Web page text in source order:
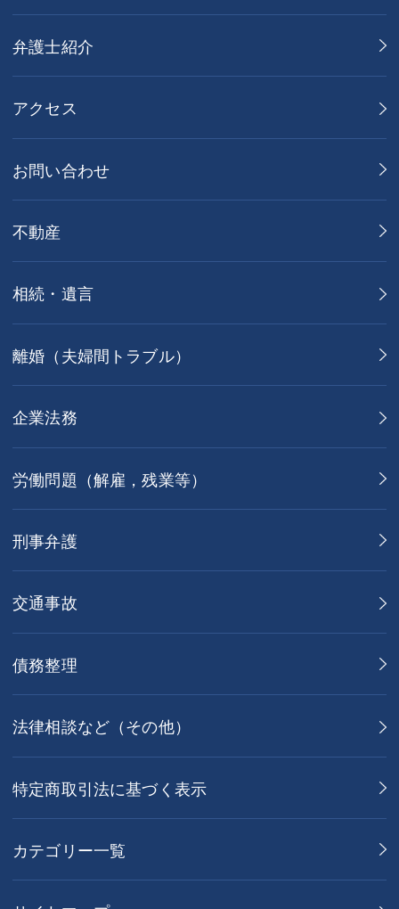
弁護士紹介
アクセス
お問い合わせ
不動産
相続・遺言
離婚（夫婦間トラブル）
企業法務
労働問題（解雇，残業等）
刑事弁護
交通事故
債務整理
法律相談など（その他）
特定商取引法に基づく表示
カテゴリー一覧